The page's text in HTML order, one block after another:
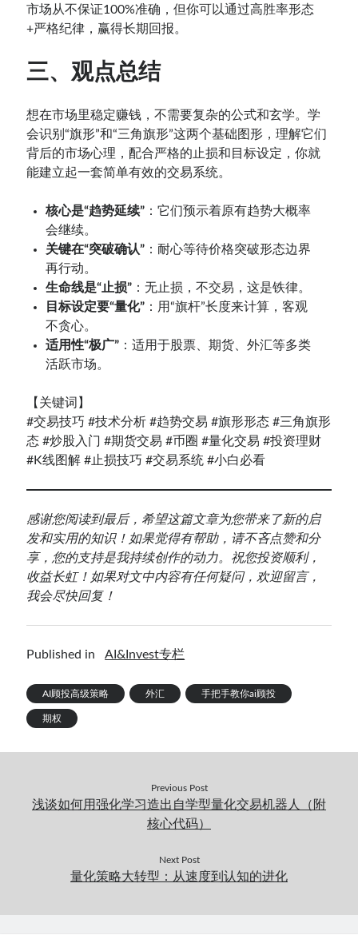
市场从不保证100%准确，但你可以通过高胜率形态
+严格纪律，赢得长期回报。
三、观点总结
想在市场里稳定赚钱，不需要复杂的公式和玄学。学
会识别“旗形”和“三角旗形”这两个基础图形，理解它们
背后的市场心理，配合严格的止损和目标设定，你就
能建立起一套简单有效的交易系统。
核心是“趋势延续” ：它们预示着原有趋势大概率
会继续。
关键在“突破确认” ：耐心等待价格突破形态边界
再行动。
生命线是“止损” ：无止损，不交易，这是铁律。
目标设定要“量化” ：用“旗杆”长度来计算，客观
不贪心。
适用性“极广” ：适用于股票、期货、外汇等多类
活跃市场。
【关键词】
#交易技巧 #技术分析 #趋势交易 #旗形形态 #三角旗形
态 #炒股入门 #期货交易 #币圈 #量化交易 #投资理财
#K线图解 #止损技巧 #交易系统 #小白必看
感谢您阅读到最后，希望这篇文章为您带来了新的启
发和实用的知识！如果觉得有帮助，请不吝点赞和分
享，您的支持是我持续创作的动力。祝您投资顺利，
收益长虹！如果对文中内容有任何疑问，欢迎留言，
我会尽快回复！
Published in AI&Invest专栏
AI顾投高级策略 外汇 手把手教你ai顾投
期权
Previous Post
浅谈如何用强化学习造出自学型量化交易机器人（附
核心代码）
Next Post
量化策略大转型：从速度到认知的进化